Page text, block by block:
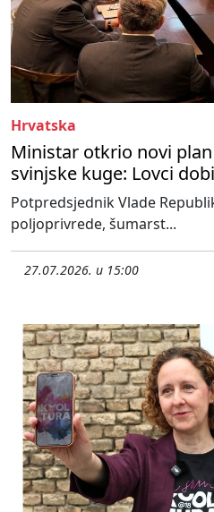
Hrvatska
Ministar otkrio novi
svinjske kuge: Lovci
Potpredsjednik Vlade
poljoprivrede, šumarst...
27.07.2026. u 15:00